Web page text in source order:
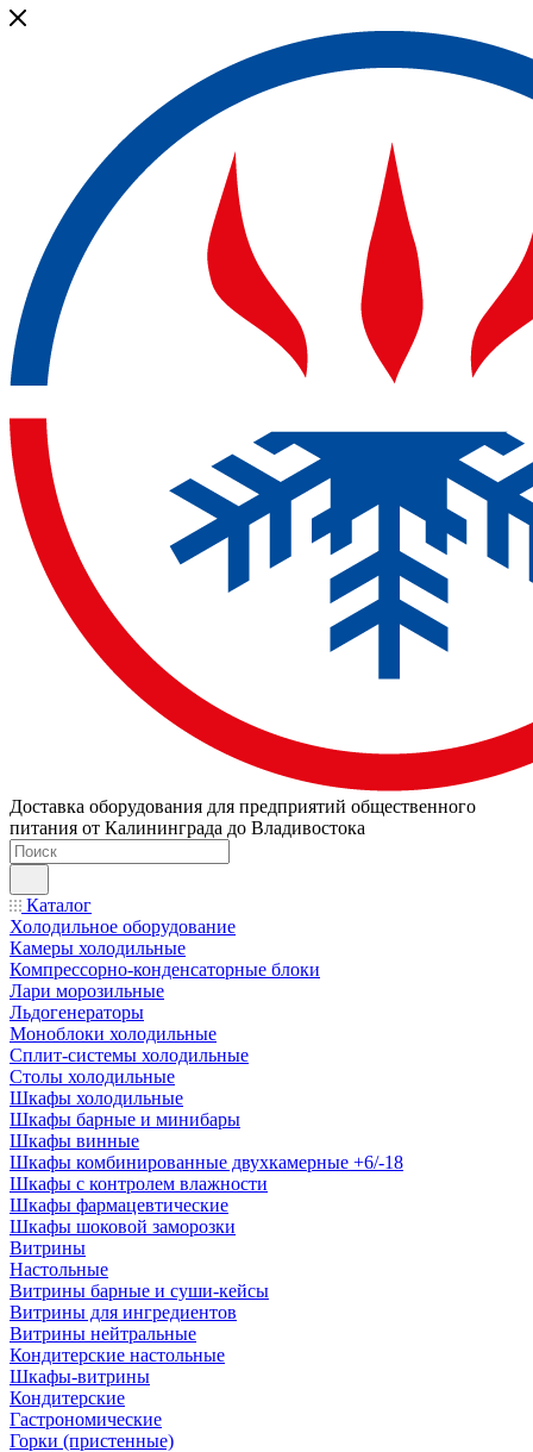
Доставка оборудования для предприятий общественного
питания от Калининграда до Владивостока
Каталог
Холодильное оборудование
Камеры холодильные
Компрессорно-конденсаторные блоки
Лари морозильные
Льдогенераторы
Моноблоки холодильные
Сплит-системы холодильные
Столы холодильные
Шкафы холодильные
Шкафы барные и минибары
Шкафы винные
Шкафы комбинированные двухкамерные +6/-18
Шкафы с контролем влажности
Шкафы фармацевтические
Шкафы шоковой заморозки
Витрины
Настольные
Витрины барные и суши-кейсы
Витрины для ингредиентов
Витрины нейтральные
Кондитерские настольные
Шкафы-витрины
Кондитерские
Гастрономические
Горки (пристенные)